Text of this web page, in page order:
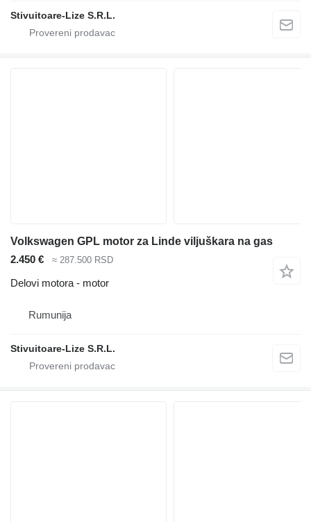
Stivuitoare-Lize S.R.L.
Volkswagen GPL motor za Linde viljuškara na gas
2.450 €
≈ 287.500 RSD
Delovi motora - motor
Rumunija
Stivuitoare-Lize S.R.L.